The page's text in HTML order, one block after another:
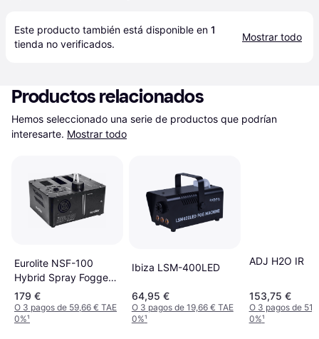
Este producto también está disponible en 1
tienda no verificados.
Mostrar todo
Productos relacionados
Hemos seleccionado una serie de productos que podrían
interesarte. Mostrar todo
Eurolite NSF-100
Hybrid Spray Fogger
Negro
179 €
O 3 pagos de 59,66 € TAE
0%¹
Ibiza LSM-400LED
64,95 €
O 3 pagos de 19,66 € TAE
0%¹
ADJ H2O IR
153,75 €
O 3 pagos de
0%¹